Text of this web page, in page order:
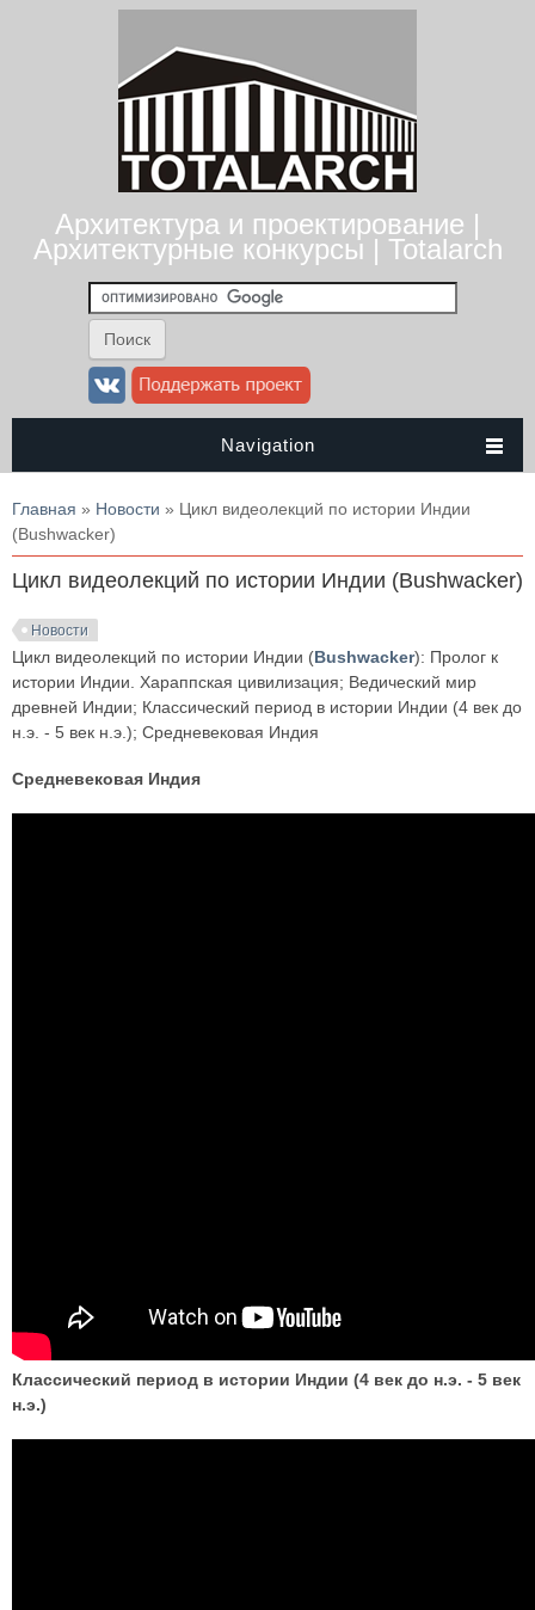
Архитектура и проектирование |
Архитектурные конкурсы | Totalarch
Navigation
Вы здесь
Главная » Новости » Цикл видеолекций по истории Индии
(Bushwacker)
Цикл видеолекций по истории Индии (Bushwacker)
Новости
Цикл видеолекций по истории Индии (Bushwacker): Пролог к
истории Индии. Хараппская цивилизация; Ведический мир
древней Индии; Классический период в истории Индии (4 век до
н.э. - 5 век н.э.); Средневековая Индия
Средневековая Индия
Классический период в истории Индии (4 век до н.э. - 5 век
н.э.)